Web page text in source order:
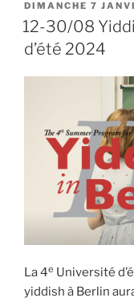
PUBLIÉ
LE
DIMANCHE 7
12-30/08
d’été 2024
La 4e Université
yiddish à Berlin